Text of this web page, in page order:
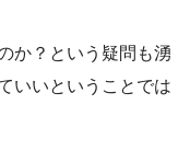
か？という疑問も湧
いいということでは